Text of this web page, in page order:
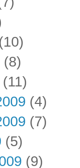
(8)
(11)
(4)
(7)
(5)
(9)